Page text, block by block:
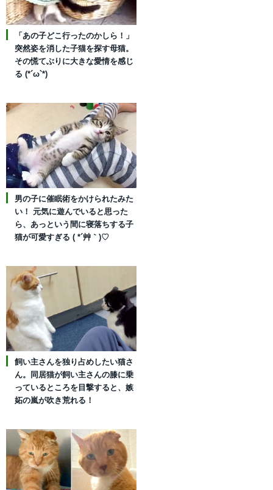
「あの子どこ行ったのかしら！」
突然姿を消した子猫を探す母猫。
その慌てぶりに大きな愛情を感じ
る (*´ω`*)
男の子に催眠術をかけられたみた
い！ 元気に遊んでいると思った
ら、あっという間に寝落ちする子
猫が可愛すぎる ( *´艸｀)♡
飼い主さんを独り占めしたい猫さ
ん。同居猫が飼い主さんの膝に乗
っているところを目撃すると、嫉
妬の嵐が吹き荒れる！